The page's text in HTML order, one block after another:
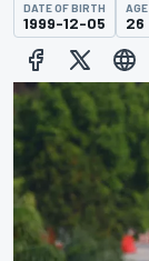
DATE OF BIRTH
1999-12-05
AGE
26